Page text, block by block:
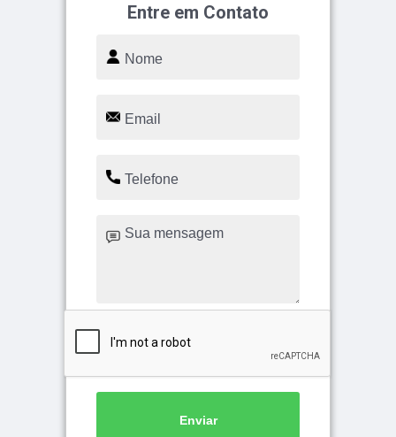
Entre em Contato
Enviar